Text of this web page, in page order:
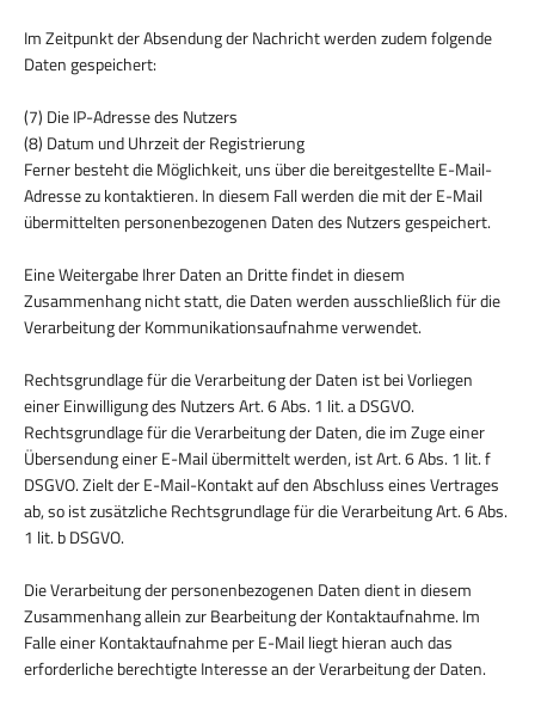
Im Zeitpunkt der Absendung der Nachricht werden zudem folgende
Daten gespeichert:
(7) Die IP-Adresse des Nutzers
(8) Datum und Uhrzeit der Registrierung
Ferner besteht die Möglichkeit, uns über die bereitgestellte E-Mail-
Adresse zu kontaktieren. In diesem Fall werden die mit der E-Mail
übermittelten personenbezogenen Daten des Nutzers gespeichert.
Eine Weitergabe Ihrer Daten an Dritte findet in diesem
Zusammenhang nicht statt, die Daten werden ausschließlich für die
Verarbeitung der Kommunikationsaufnahme verwendet.
Rechtsgrundlage für die Verarbeitung der Daten ist bei Vorliegen
einer Einwilligung des Nutzers Art. 6 Abs. 1 lit. a DSGVO.
Rechtsgrundlage für die Verarbeitung der Daten, die im Zuge einer
Übersendung einer E-Mail übermittelt werden, ist Art. 6 Abs. 1 lit. f
DSGVO. Zielt der E-Mail-Kontakt auf den Abschluss eines Vertrages
ab, so ist zusätzliche Rechtsgrundlage für die Verarbeitung Art. 6 Abs.
1 lit. b DSGVO.
Die Verarbeitung der personenbezogenen Daten dient in diesem
Zusammenhang allein zur Bearbeitung der Kontaktaufnahme. Im
Falle einer Kontaktaufnahme per E-Mail liegt hieran auch das
erforderliche berechtigte Interesse an der Verarbeitung der Daten.